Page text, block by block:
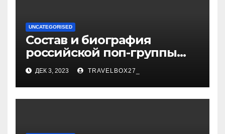
UNCATEGORISED
Состав и биография
российской поп-группы
«Иванушки интернешнл»
— история успеха, музыка
и судьбы участников
ДЕК 3, 2023 TRAVELBOX27_